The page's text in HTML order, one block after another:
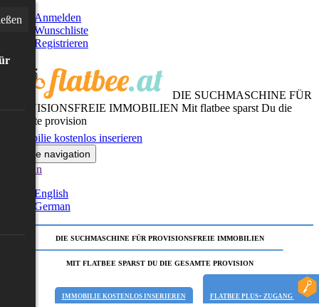
Anmelden
Wunschliste
Registrieren
DIE SUCHMASCHINE FÜR
PROVISIONSFREIE IMMOBILIEN Mit flatbee sparst Du die
gesamte provision
Immobilie kostenlos inserieren
Toggle navigation
German
English
German
DIE SUCHMASCHINE FÜR PROVISIONSFREIE IMMOBILIEN
MIT FLATBEE SPARST DU DIE GESAMTE PROVISION
IMMOBILIE KOSTENLOS INSERIEREN FLATBEE PLUS+ ZUGANG